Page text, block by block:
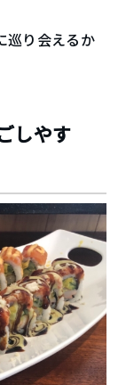
巡り会えるか
しやす